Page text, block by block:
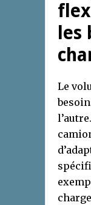
les
Le